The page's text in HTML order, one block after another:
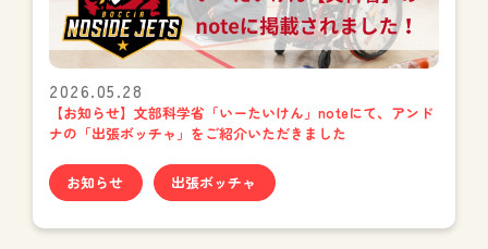
2026.05.28
【お知らせ】文部科学省「いーたいけん」noteにて、アンド
ナの「出張ボッチャ」をご紹介いただきました
お知らせ 出張ボッチャ